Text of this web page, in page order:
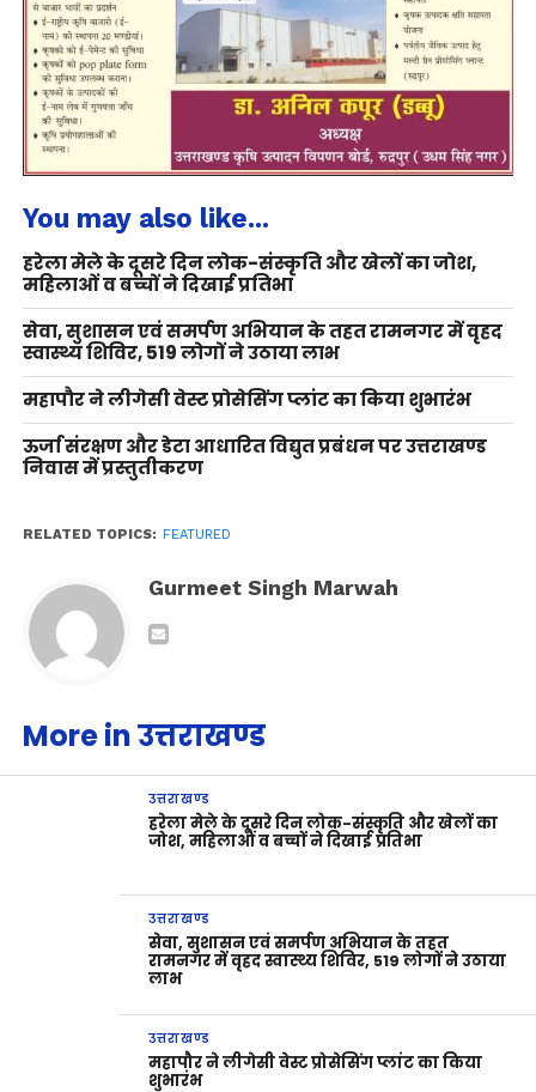
You may also like...
हरेला मेले के दूसरे दिन लोक-संस्कृति और खेलों का जोश,
महिलाओं व बच्चों ने दिखाई प्रतिभा
सेवा, सुशासन एवं समर्पण अभियान के तहत रामनगर में वृहद
स्वास्थ्य शिविर, 519 लोगों ने उठाया लाभ
महापौर ने लीगेसी वेस्ट प्रोसेसिंग प्लांट का किया शुभारंभ
ऊर्जा संरक्षण और डेटा आधारित विद्युत प्रबंधन पर उत्तराखण्ड
निवास में प्रस्तुतीकरण
RELATED TOPICS: FEATURED
Gurmeet Singh Marwah
More in उत्तराखण्ड
उत्तराखण्ड
हरेला मेले के दूसरे दिन लोक-संस्कृति और खेलों का
जोश, महिलाओं व बच्चों ने दिखाई प्रतिभा
उत्तराखण्ड
सेवा, सुशासन एवं समर्पण अभियान के तहत
रामनगर में वृहद स्वास्थ्य शिविर, 519 लोगों ने उठाया
लाभ
उत्तराखण्ड
महापौर ने लीगेसी वेस्ट प्रोसेसिंग प्लांट का किया
शुभारंभ